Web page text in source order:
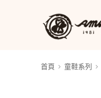
首頁 童鞋系列